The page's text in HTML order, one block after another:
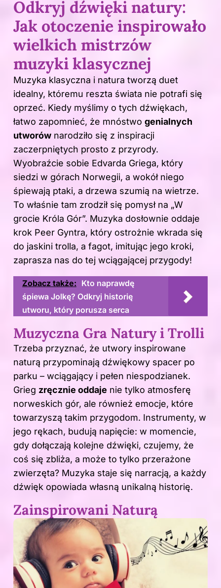
Odkryj dźwięki natury:
Jak otoczenie inspirowało
wielkich mistrzów
muzyki klasycznej
Muzyka klasyczna i natura tworzą duet
idealny, któremu reszta świata nie potrafi się
oprzeć. Kiedy myślimy o tych dźwiękach,
łatwo zapomnieć, że mnóstwo genialnych
utworów narodziło się z inspiracji
zaczerpniętych prosto z przyrody.
Wyobraźcie sobie Edvarda Griega, który
siedzi w górach Norwegii, a wokół niego
śpiewają ptaki, a drzewa szumią na wietrze.
To właśnie tam zrodził się pomysł na „W
grocie Króla Gór”. Muzyka dosłownie oddaje
krok Peer Gyntra, który ostrożnie wkrada się
do jaskini trolla, a fagot, imitując jego kroki,
zaprasza nas do tej wciągającej przygody!
Zobacz także: Kto naprawdę
śpiewa Jolkę? Odkryj historię
utworu, który porusza serca
Muzyczna Gra Natury i Trolli
Trzeba przyznać, że utwory inspirowane
naturą przypominają dźwiękowy spacer po
parku – wciągający i pełen niespodzianek.
Grieg zręcznie oddaje nie tylko atmosferę
norweskich gór, ale również emocje, które
towarzyszą takim przygodom. Instrumenty, w
jego rękach, budują napięcie: w momencie,
gdy dołączają kolejne dźwięki, czujemy, że
coś się zbliża, a może to tylko przerażone
zwierzęta? Muzyka staje się narracją, a każdy
dźwięk opowiada własną unikalną historię.
Zainspirowani Naturą